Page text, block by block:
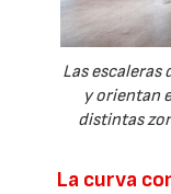
Las escaleras
y orientan
distintas
La curva